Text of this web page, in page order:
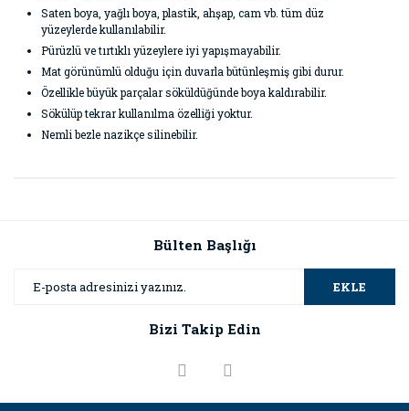
Saten boya, yağlı boya, plastik, ahşap, cam vb. tüm düz
yüzeylerde kullanılabilir.
Pürüzlü ve tırtıklı yüzeylere iyi yapışmayabilir.
Mat görünümlü olduğu için duvarla bütünleşmiş gibi durur.
Özellikle büyük parçalar söküldüğünde boya kaldırabilir.
Sökülüp tekrar kullanılma özelliği yoktur.
Nemli bezle nazikçe silinebilir.
Görüş ve önerileriniz için teşekkür ederiz.
Ürün resmi kalitesiz, bozuk veya görüntülenemiyor.
Ürün bilgilerinde hatalar bulunuyor.
Bülten Başlığı
EKLE
Bizi Takip Edin